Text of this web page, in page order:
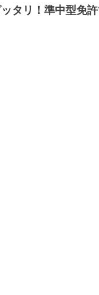
タリ！準中型免